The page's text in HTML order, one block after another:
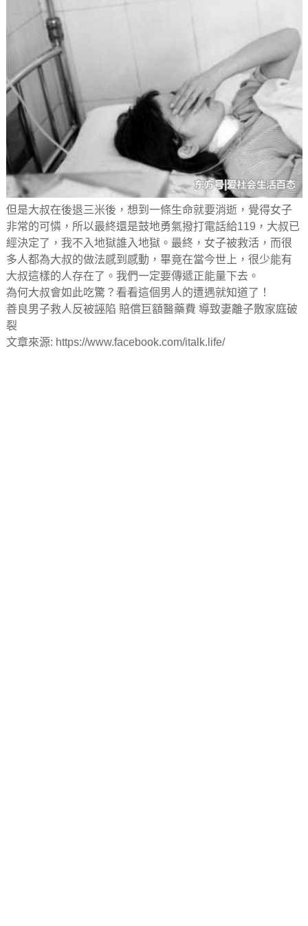
但是大叔在後退三米後，想到一條生命就要消逝，覺得女子
非常的可憐，所以最終還是鼓地勇氣撥打電話給119，大叔已
經決定了，我不入地獄誰入地獄。最終，女子被救活，而很
多人都為大叔的做法感到感動，畢竟在當今世上，很少能有
大叔這樣的人存在了。我們一定要傳遞正能量下去。
為何大叔會如此吃驚？看看這個男人的遭遇就知道了！
善良男子救人反被誣陷 賠償巨額醫藥費 導致妻離子散家庭破
裂
文章來源: https://www.facebook.com/italk.life/